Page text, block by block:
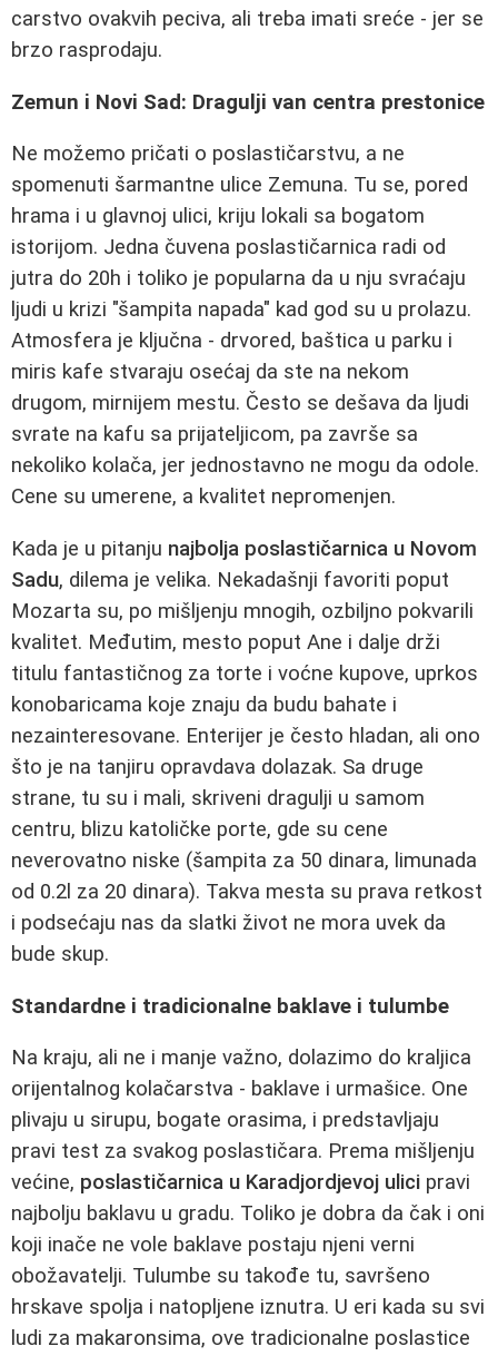
carstvo ovakvih peciva, ali treba imati sreće - jer se
brzo rasprodaju.
Zemun i Novi Sad: Dragulji van centra prestonice
Ne možemo pričati o poslastičarstvu, a ne
spomenuti šarmantne ulice Zemuna. Tu se, pored
hrama i u glavnoj ulici, kriju lokali sa bogatom
istorijom. Jedna čuvena poslastičarnica radi od
jutra do 20h i toliko je popularna da u nju svraćaju
ljudi u krizi "šampita napada" kad god su u prolazu.
Atmosfera je ključna - drvored, baštica u parku i
miris kafe stvaraju osećaj da ste na nekom
drugom, mirnijem mestu. Često se dešava da ljudi
svrate na kafu sa prijateljicom, pa završe sa
nekoliko kolača, jer jednostavno ne mogu da odole.
Cene su umerene, a kvalitet nepromenjen.
Kada je u pitanju najbolja poslastičarnica u Novom
Sadu, dilema je velika. Nekadašnji favoriti poput
Mozarta su, po mišljenju mnogih, ozbiljno pokvarili
kvalitet. Međutim, mesto poput Ane i dalje drži
titulu fantastičnog za torte i voćne kupove, uprkos
konobaricama koje znaju da budu bahate i
nezainteresovane. Enterijer je često hladan, ali ono
što je na tanjiru opravdava dolazak. Sa druge
strane, tu su i mali, skriveni dragulji u samom
centru, blizu katoličke porte, gde su cene
neverovatno niske (šampita za 50 dinara, limunada
od 0.2l za 20 dinara). Takva mesta su prava retkost
i podsećaju nas da slatki život ne mora uvek da
bude skup.
Standardne i tradicionalne baklave i tulumbe
Na kraju, ali ne i manje važno, dolazimo do kraljica
orijentalnog kolačarstva - baklave i urmašice. One
plivaju u sirupu, bogate orasima, i predstavljaju
pravi test za svakog poslastičara. Prema mišljenju
većine, poslastičarnica u Karadjordjevoj ulici pravi
najbolju baklavu u gradu. Toliko je dobra da čak i oni
koji inače ne vole baklave postaju njeni verni
obožavatelji. Tulumbe su takođe tu, savršeno
hrskave spolja i natopljene iznutra. U eri kada su svi
ludi za makaronsima, ove tradicionalne poslastice